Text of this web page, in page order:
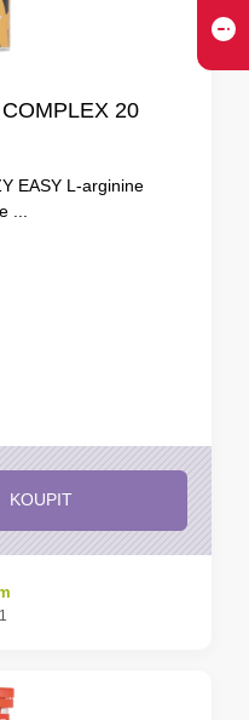
20
EASY L-arginine
...
KOUPIT